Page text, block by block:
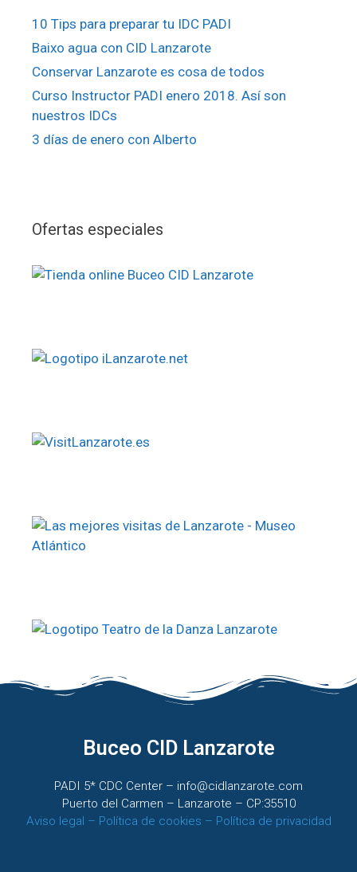
10 Tips para preparar tu IDC PADI
Baixo agua con CID Lanzarote
Conservar Lanzarote es cosa de todos
Curso Instructor PADI enero 2018. Así son
nuestros IDCs
3 días de enero con Alberto
Ofertas especiales
Buceo CID Lanzarote
PADI 5* CDC Center – info@cidlanzarote.com
Puerto del Carmen – Lanzarote – CP:35510
Aviso legal – Política de cookies – Política de privacidad